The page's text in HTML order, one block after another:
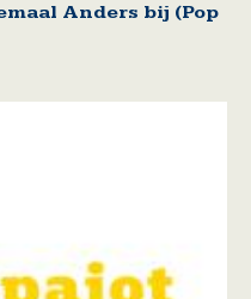
Anders bij (Pop